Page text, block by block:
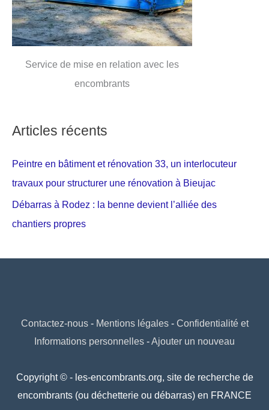
Service de mise en relation avec les
encombrants
Articles récents
Peintre en bâtiment et rénovation 33, un interlocuteur
travaux pour structurer une rénovation à Bieujac
Débarras à Rodez : la benne devient l’alliée des
chantiers propres
Contactez-nous- Mentions légales- Confidentialité et
Informations personnelles -Ajouter un nouveau
Copyright © - les-encombrants.org, site de recherche de
encombrants (ou déchetterie ou débarras) en FRANCE